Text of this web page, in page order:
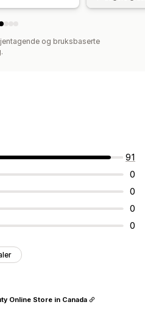
og bruksbaserte
91
0
0
0
0
Online Store in Canada